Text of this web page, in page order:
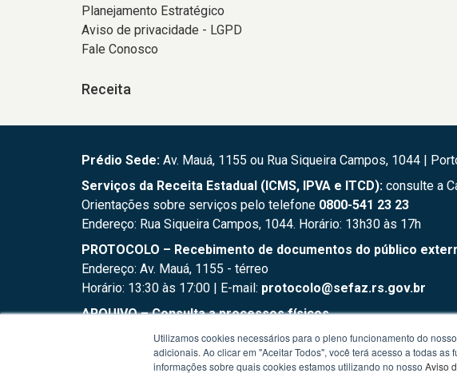
Planejamento Estratégico
Aviso de privacidade - LGPD
Fale Conosco
Receita
Prédio Sede: Av. Mauá, 1155 ou Rua Siqueira Campos, 1044 |
Serviços da Receita Estadual (ICMS, IPVA e ITCD): consulte a
Orientações sobre serviços pelo telefone 0800-541 23 23
Endereço: Rua Siqueira Campos, 1044. Horário: 13h30 às 17h
PROTOCOLO – Recebimento de documentos do público
Endereço: Av. Mauá, 1155 - térreo
Horário: 13:30 às 17:00 | E-mail: protocolo@sefaz.rs.gov.br
ARQUIVO – Consulta a processos físicos
Endereço: Av. Farrapos, 151 - fundos
Horário: 13:30 às 17:00 | E-mail:arquivo.supad@sefaz.rs.gov.br
Utilizamos cookies necessários para o pleno funcionamento do
adicionais. Ao clicar em "Aceitar Todos", você terá acesso a todas
informações sobre quais cookies estamos utilizando no nosso Aviso